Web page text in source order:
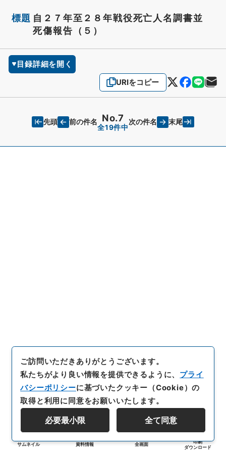
標題 自２７年至２８年戦役死亡人名調書並
死傷報告（５）
目録詳細を開く
URIをコピー
先頭 前の件名 No.7
全19件中
次の件名 末尾
サムネイル 資料情報 全画面
印刷
ダウンロード
ご訪問いただきありがとうございます。
私たちがより良い情報を提供できるように、 プライ
バシーポリシーに基づいたクッキー（Cookie）の
取得と利用に同意をお願いいたします。
必要最小限 全て同意